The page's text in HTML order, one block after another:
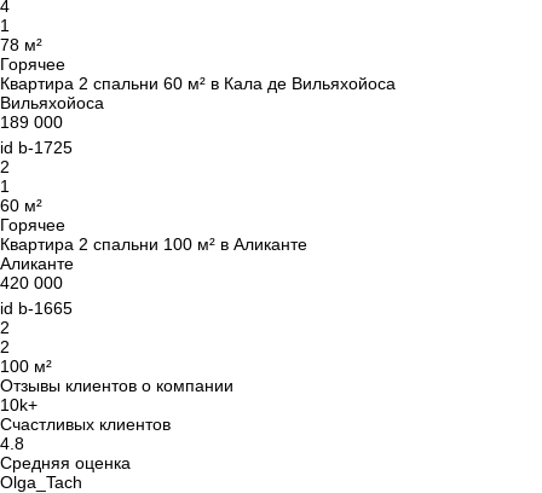
4
1
78 м²
Горячее
Квартира 2 спальни 60 м² в Кала де Вильяхойоса
Вильяхойоса
189 000
id b-1725
2
1
60 м²
Горячее
Квартира 2 спальни 100 м² в Аликанте
Аликанте
420 000
id b-1665
2
2
100 м²
Отзывы клиентов о компании
10k+
Счастливых клиентов
4.8
Средняя оценка
Olga_Tach